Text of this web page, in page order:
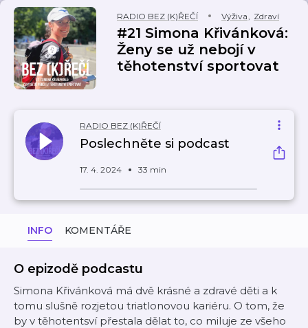
RADIO BEZ (K)ŘEČÍ Výživa, Zdraví
#21 Simona Křivánková:
Ženy se už nebojí v
těhotenství sportovat
RADIO BEZ (K)ŘEČÍ
Poslechněte si podcast
17. 4. 2024 33 min
INFO KOMENTÁŘE
O epizodě podcastu
Simona Křivánková má dvě krásné a zdravé děti a k
tomu slušně rozjetou triatlonovou kariéru. O tom, že
by v těhotentsví přestala dělat to, co miluje ze všeho